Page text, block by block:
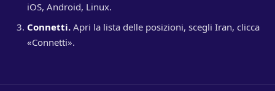
iOS, Android, Linux.
Connetti. Apri la lista delle posizioni, scegli Iran, clicca
«Connetti».